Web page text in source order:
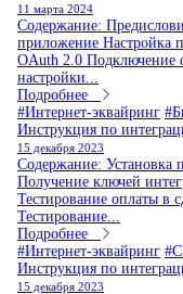
11 марта 2024
Содержание:
приложение Настройка
OAuth 2.0 Подключение
настройки...
Подробнее
#Интернет-эквайринг
Инструкция по
15 декабря 2023
Содержание: Установка
Получение ключей
Тестирование оплаты в
Тестирование...
Подробнее
#Интернет-эквайринг
Инструкция по
15 декабря 2023